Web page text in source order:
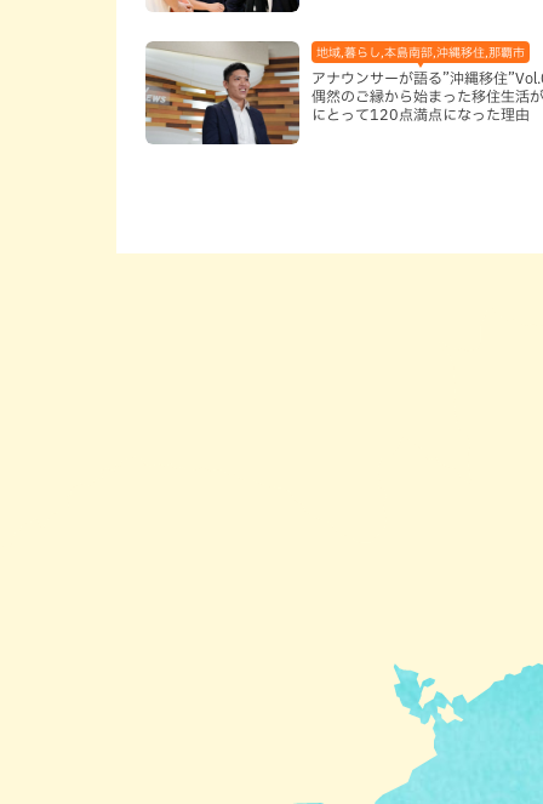
地域,暮らし,本島南部,沖縄移住,那覇市
アナウンサーが語る”沖縄移住
偶然のご縁から始まった移住生活
にとって120点満点になった理由